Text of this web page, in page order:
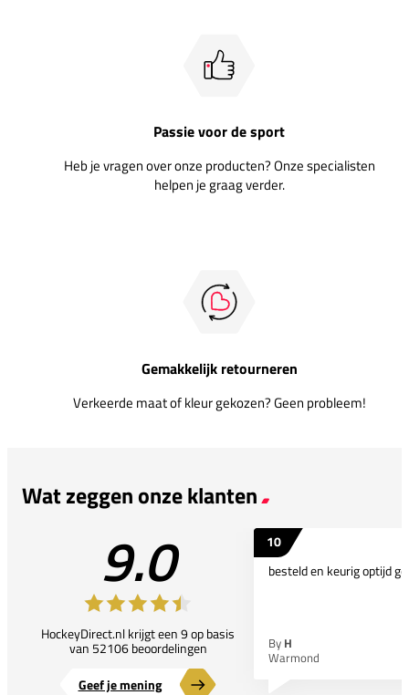
Passie voor de sport
Heb je vragen over onze producten? Onze specialisten
helpen je graag verder.
Gemakkelijk retourneren
Verkeerde maat of kleur gekozen? Geen probleem!
Wat zeggen onze klanten
9.0
HockeyDirect.nl krijgt een 9 op basis
van 52106 beoordelingen
Geef je mening
10
besteld en keurig optijd
By H
Warmond